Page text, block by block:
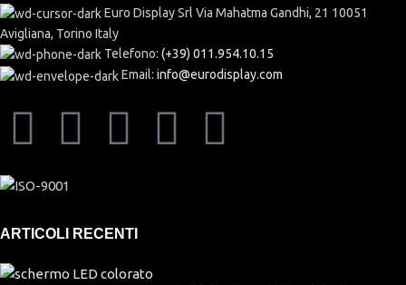
Euro Display Srl Via Mahatma Gandhi, 21 10051
Avigliana, Torino Italy
Telefono: (+39) 011.954.10.15
Email: info@eurodisplay.com
ARTICOLI RECENTI